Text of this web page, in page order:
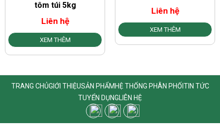
Liên hệ Liên hệ
XEM THÊM
TRANG CHỦGIỚI THIỆUSẢN PHẨM HỆ THỐNG PHÂN PHỐI TIN TỨC
TUYỂN DỤNGLIÊN HỆ